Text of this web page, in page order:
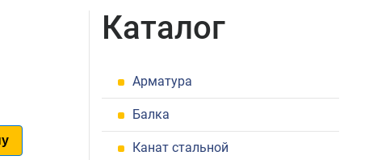
Каталог
Арматура
Балка
Канат стальной